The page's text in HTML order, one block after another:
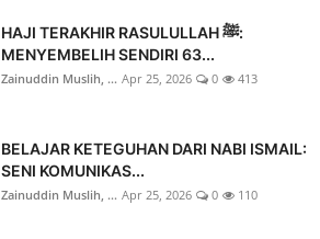
HAJI TERAKHIR RASULULLAH ﷺ:
MENYEMBELIH SENDIRI 63...
Zainuddin Muslih, ... Apr 25, 2026 0 413
BELAJAR KETEGUHAN DARI NABI ISMAIL:
SENI KOMUNIKAS...
Zainuddin Muslih, ... Apr 25, 2026 0 110